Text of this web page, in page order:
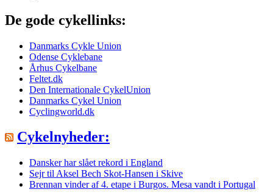
De gode cykellinks:
Danmarks Cykle Union
Odense Cyklebane
Århus Cykelbane
Feltet.dk
Den Internationale CykelUnion
Danmarks Cykel Union
Cyclingworld.dk
Cykelnyheder:
Dansker har slået rekord i England
Sejr til Aksel Bech Skot-Hansen i Skive
Brennan vinder af 4. etape i Burgos. Mesa vandt i Portugal